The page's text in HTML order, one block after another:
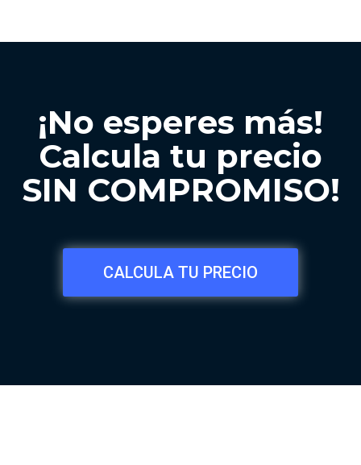
¡No esperes más!
Calcula tu precio
SIN COMPROMISO!
CALCULA TU PRECIO